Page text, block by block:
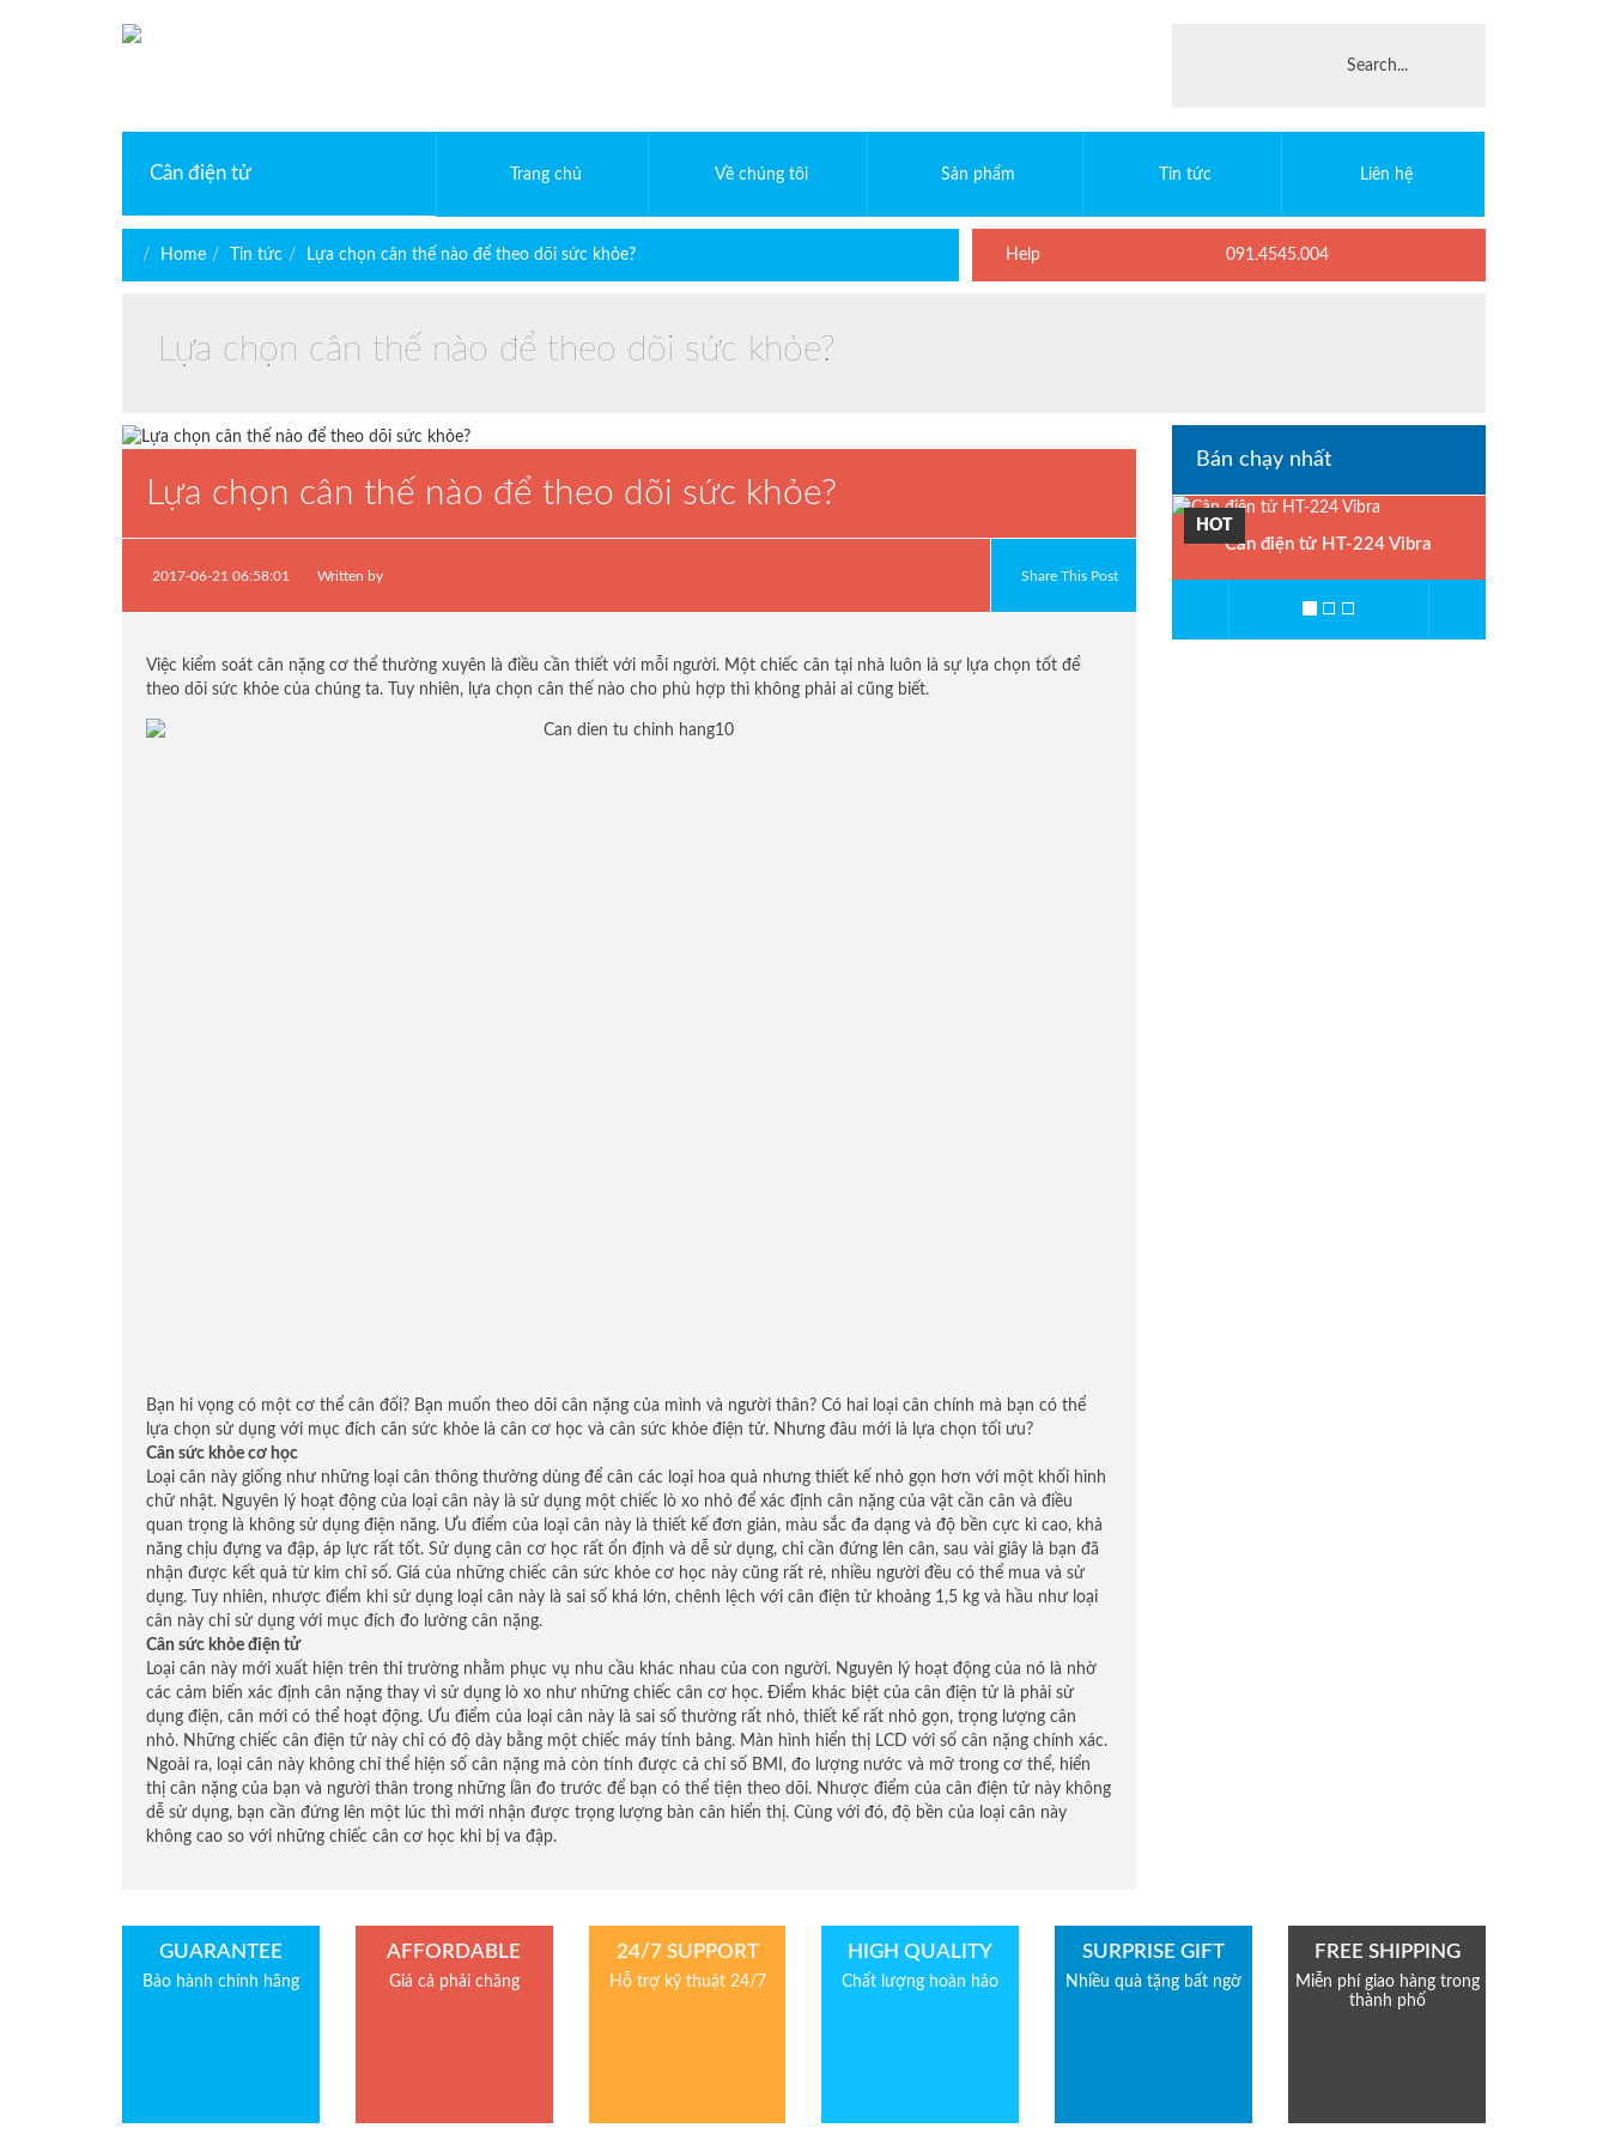
Cân điện tử
Cân phân tích điện tử
Cân vàng điện tử
Cân bàn điện tử
Cân sàn điện tử
Cân thủy sản
Cân giá rẻ
Cân tính tiền
Đầu cân điện tử
Loadcell PT
Loadcell CAS
Loadcell Keli
Trang chủ Về chúng tôi Sản phẩm Tin tức Liên hệ
Home Tin tức Lựa chọn cân thế nào để theo dõi sức khỏe? Help 091.4545.004
Lựa chọn cân thế nào để theo dõi sức khỏe?
Lựa chọn cân thế nào để theo dõi sức khỏe?
2017-06-21 06:58:01 Written by Share This Post
Việc kiểm soát cân nặng cơ thể thường xuyên là điều cần thiết với mỗi người. Một chiếc cân tại nhà luôn là sự lựa chọn tốt để
theo dõi sức khỏe của chúng ta. Tuy nhiên, lựa chọn cân thế nào cho phù hợp thì không phải ai cũng biết.
Bạn hi vọng có một cơ thể cân đối? Bạn muốn theo dõi cân nặng của mình và người thân? Có hai loại cân chính mà bạn có thể
lựa chọn sử dụng với mục đích cân sức khỏe là cân cơ học và cân sức khỏe điện tử. Nhưng đâu mới là lựa chọn tối ưu?
Cân sức khỏe cơ học
Loại cân này giống như những loại cân thông thường dùng để cân các loại hoa quả nhưng thiết kế nhỏ gọn hơn với một khối hình
chữ nhật. Nguyên lý hoạt động của loại cân này là sử dụng một chiếc lò xo nhỏ để xác định cân nặng của vật cần cân và điều
quan trọng là không sử dụng điện năng. Ưu điểm của loại cân này là thiết kế đơn giản, màu sắc đa dạng và độ bền cực kì cao, khả
năng chịu đựng va đập, áp lực rất tốt. Sử dụng cân cơ học rất ổn định và dễ sử dụng, chỉ cần đứng lên cân, sau vài giây là bạn đã
nhận được kết quả từ kim chỉ số. Giá của những chiếc cân sức khỏe cơ học này cũng rất rẻ, nhiều người đều có thể mua và sử
dụng. Tuy nhiên, nhược điểm khi sử dụng loại cân này là sai số khá lớn, chênh lệch với cân điện tử khoảng 1,5 kg và hầu như loại
cân này chỉ sử dụng với mục đích đo lường cân nặng.
Cân sức khỏe điện tử
Loại cân này mới xuất hiện trên thi trường nhằm phục vụ nhu cầu khác nhau của con người. Nguyên lý hoạt động của nó là nhờ
các cảm biến xác định cân nặng thay vì sử dụng lò xo như những chiếc cân cơ học. Điểm khác biệt của cân điện tử là phải sử
dụng điện, cân mới có thể hoạt động. Ưu điểm của loại cân này là sai số thường rất nhỏ, thiết kế rất nhỏ gọn, trọng lượng cân
nhỏ. Những chiếc cân điện tử này chỉ có độ dày bằng một chiếc máy tính bảng. Màn hình hiển thị LCD với số cân nặng chính xác.
Ngoài ra, loại cân này không chỉ thể hiện số cân nặng mà còn tính được cả chỉ số BMI, đo lượng nước và mỡ trong cơ thể, hiển
thị cân nặng của bạn và người thân trong những lần đo trước để bạn có thể tiện theo dõi. Nhược điểm của cân điện tử này không
dễ sử dụng, bạn cần đứng lên một lúc thì mới nhận được trọng lượng bàn cân hiển thị. Cùng với đó, độ bền của loại cân này
không cao so với những chiếc cân cơ học khi bị va đập.
Bán chạy nhất
HOT
Cân điện tử HT-224 Vibra
GUARANTEE
Bảo hành chính hãng
AFFORDABLE
Giá cả phải chăng
24/7 SUPPORT
Hỗ trợ kỹ thuật 24/7
HIGH QUALITY
Chất lượng hoàn hảo
SURPRISE GIFT
Nhiều quà tặng bất ngờ
FREE SHIPPING
Miễn phí giao hàng trong
thành phố